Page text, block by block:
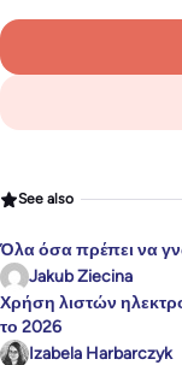
See also
Όλα όσα πρέπει να
Jakub Ziecina
Χρήση λιστών
το 2026
Izabela Harbarczyk